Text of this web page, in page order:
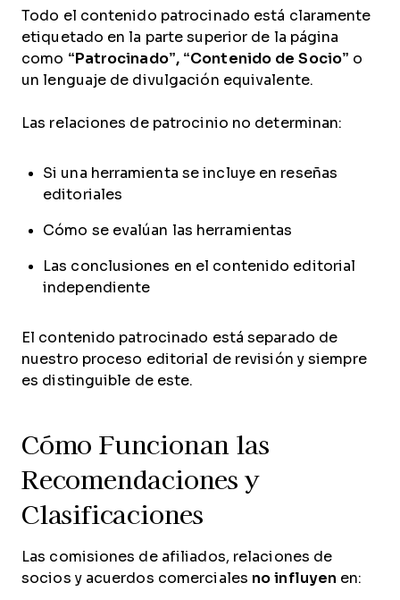
Todo el contenido patrocinado está claramente
etiquetado en la parte superior de la página
como “Patrocinado”, “Contenido de Socio” o
un lenguaje de divulgación equivalente.
Las relaciones de patrocinio no determinan:
Si una herramienta se incluye en reseñas
editoriales
Cómo se evalúan las herramientas
Las conclusiones en el contenido editorial
independiente
El contenido patrocinado está separado de
nuestro proceso editorial de revisión y siempre
es distinguible de este.
Cómo Funcionan las
Recomendaciones y
Clasificaciones
Las comisiones de afiliados, relaciones de
socios y acuerdos comerciales no influyen en: